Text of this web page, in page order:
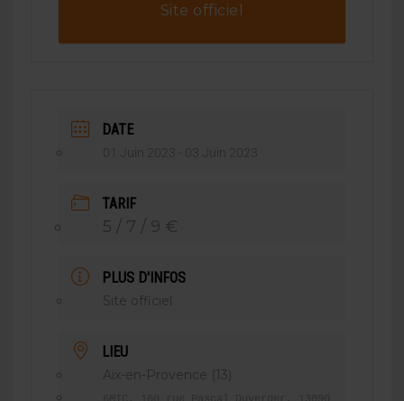
Site officiel
DATE
01 Juin 2023 - 03 Juin 2023
TARIF
5 / 7 / 9 €
PLUS D'INFOS
Site officiel
LIEU
Aix-en-Provence (13)